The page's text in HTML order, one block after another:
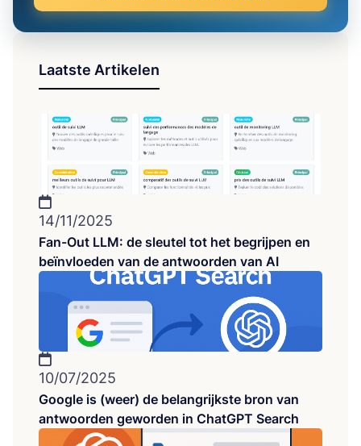
Laatste Artikelen
14/11/2025
Fan-Out LLM: de sleutel tot het begrijpen en
beïnvloeden van de antwoorden van AI
10/07/2025
Google is (weer) de belangrijkste bron van
antwoorden geworden in ChatGPT Search